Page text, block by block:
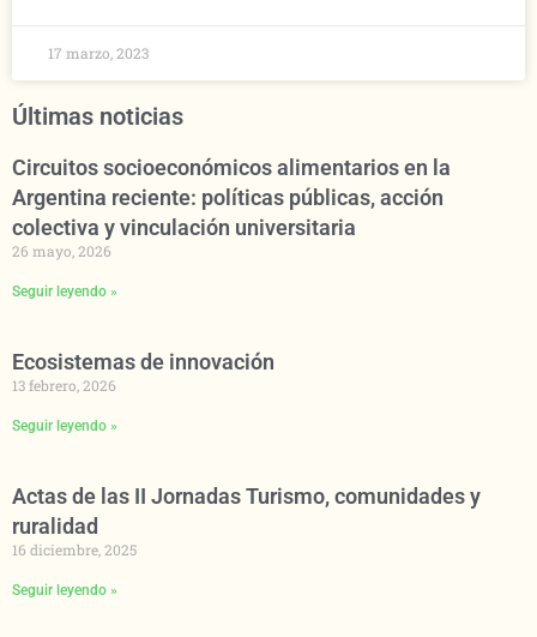
17 marzo, 2023
Últimas noticias
Circuitos socioeconómicos alimentarios en la
Argentina reciente: políticas públicas, acción
colectiva y vinculación universitaria
26 mayo, 2026
Seguir leyendo »
Ecosistemas de innovación
13 febrero, 2026
Seguir leyendo »
Actas de las II Jornadas Turismo, comunidades y
ruralidad
16 diciembre, 2025
Seguir leyendo »